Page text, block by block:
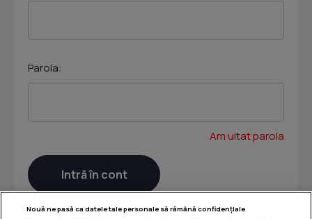
Parola:
Am uitat parola
Nouă ne pasă ca datele tale personale să rămână confidențiale